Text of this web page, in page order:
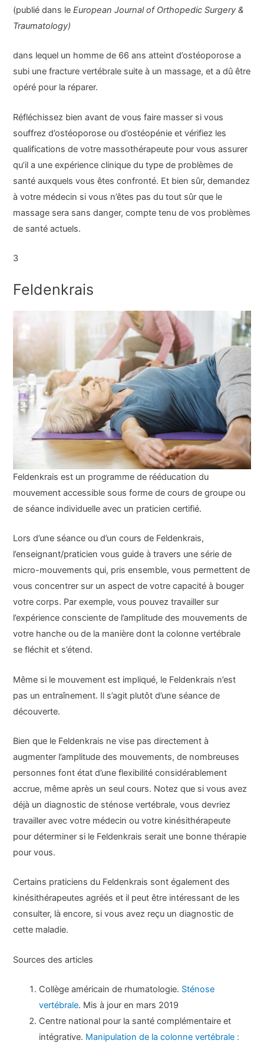
(publié dans leEuropean Journal of Orthopedic Surgery &
Traumatology)
dans lequel un homme de 66 ans atteint d’ostéoporose a
subi une fracture vertébrale suite à un massage, et a dû être
opéré pour la réparer.
Réfléchissez bien avant de vous faire masser si vous
souffrez d’ostéoporose ou d’ostéopénie et vérifiez les
qualifications de votre massothérapeute pour vous assurer
qu’il a une expérience clinique du type de problèmes de
santé auxquels vous êtes confronté. Et bien sûr, demandez
à votre médecin si vous n’êtes pas du tout sûr que le
massage sera sans danger, compte tenu de vos problèmes
de santé actuels.
3
Feldenkrais
Feldenkrais est un programme de rééducation du
mouvement accessible sous forme de cours de groupe ou
de séance individuelle avec un praticien certifié.
Lors d’une séance ou d’un cours de Feldenkrais,
l’enseignant/praticien vous guide à travers une série de
micro-mouvements qui, pris ensemble, vous permettent de
vous concentrer sur un aspect de votre capacité à bouger
votre corps. Par exemple, vous pouvez travailler sur
l’expérience consciente de l’amplitude des mouvements de
votre hanche ou de la manière dont la colonne vertébrale
se fléchit et s’étend.
Même si le mouvement est impliqué, le Feldenkrais n’est
pas un entraînement. Il s’agit plutôt d’une séance de
découverte.
Bien que le Feldenkrais ne vise pas directement à
augmenter l’amplitude des mouvements, de nombreuses
personnes font état d’une flexibilité considérablement
accrue, même après un seul cours. Notez que si vous avez
déjà un diagnostic de sténose vertébrale, vous devriez
travailler avec votre médecin ou votre kinésithérapeute
pour déterminer si le Feldenkrais serait une bonne thérapie
pour vous.
Certains praticiens du Feldenkrais sont également des
kinésithérapeutes agréés et il peut être intéressant de les
consulter, là encore, si vous avez reçu un diagnostic de
cette maladie.
Sources des articles
Collège américain de rhumatologie. Sténose
vertébrale. Mis à jour en mars 2019
Centre national pour la santé complémentaire et
intégrative. Manipulation de la colonne vertébrale :